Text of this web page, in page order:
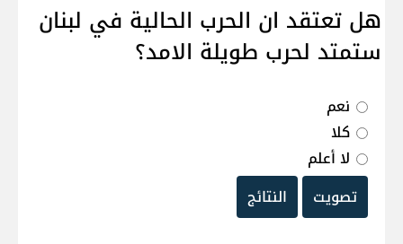
هل تعتقد ان الحرب الحالية في لبنان
ستمتد لحرب طويلة الامد؟
نعم
كلا
لا أعلم
تصويت
النتائج